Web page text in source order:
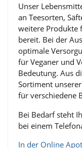
Unser
an Teesorten,
weitere Produkte
bereit. Bei der
optimale
für Veganer und
Bedeutung. Aus
Sortiment
für verschiedene
Bei Bedarf steht
bei einem
In der Online